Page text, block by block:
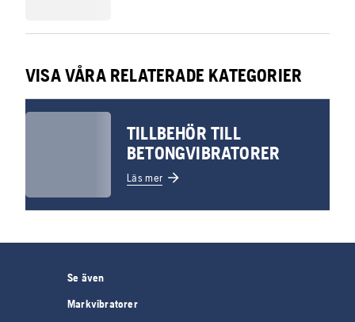
VISA VÅRA RELATERADE KATEGORIER
TILLBEHÖR TILL
BETONGVIBRATORER
Läs mer
Se även
Markvibratorer